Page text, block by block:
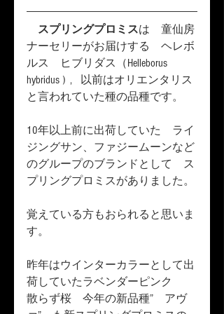
スプリングプロミスは　童仙房
ナーセリーがお届けする　ヘレボ
ルス　ヒブリダス（Helleborus
hybridus )  ,   以前はオリエンタリス
と言われていた種の品種です。
10年以上前に出荷していた　ライ
ジングサン、ファジームーンなど
のグループのブランドとして　ス
プリングプロミスがありました。
覚えている方もおられると思いま
す。
昨年はウインターカラーとして出
荷していたラベンダーピンク
散らず桜　今年の新品種”　アヴ